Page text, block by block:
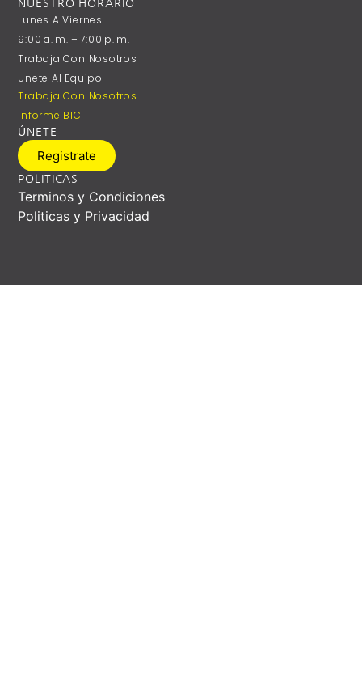
NUESTRO HORARIO
Lunes A ‎Viernes
9:00 A. M. – 7:00 P. M.
Trabaja Con Nosotros
Unete Al Equipo
Trabaja Con Nosotros
Informe BIC
ÚNETE
Registrate
POLITICAS
Terminos y Condiciones
Politicas y Privacidad